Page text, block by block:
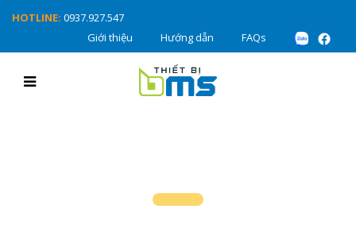
HOTLINE: 0937.927.547
Giới thiệu
Hướng dẫn FAQs